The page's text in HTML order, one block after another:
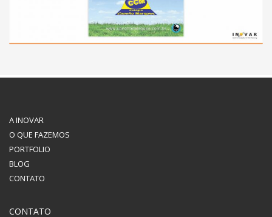
A INOVAR
O QUE FAZEMOS
PORTFOLIO
BLOG
CONTATO
CONTATO